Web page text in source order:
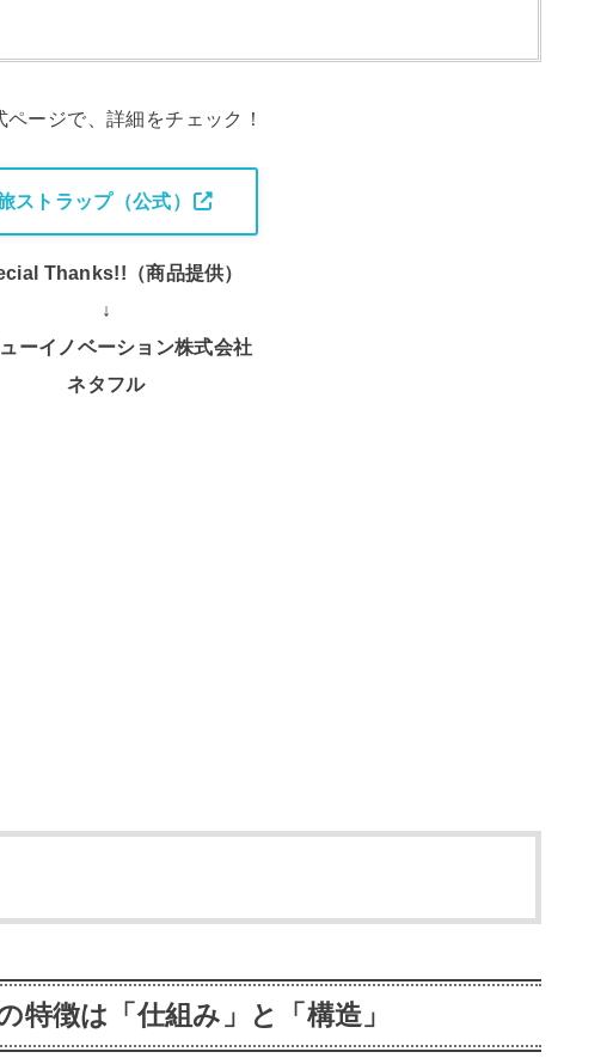
ージで、詳細をチェック！
ストラップ（公式）
Thanks!!（商品提供）
↓
ーイノベーション株式会社
ネタフル
特徴は「仕組み」と「構造」